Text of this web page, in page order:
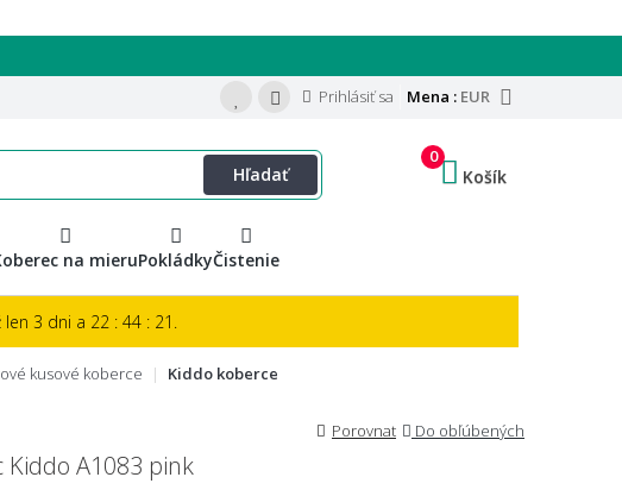
Mena : EUR
Prihlásiť sa
Hľadať
0
Košík
na mieruPokládkyČistenie
len 3 dni a 22 : 44 : 20.
kusové koberce Kiddo koberce
Porovnat Do obľúbených
Kiddo A1083 pink